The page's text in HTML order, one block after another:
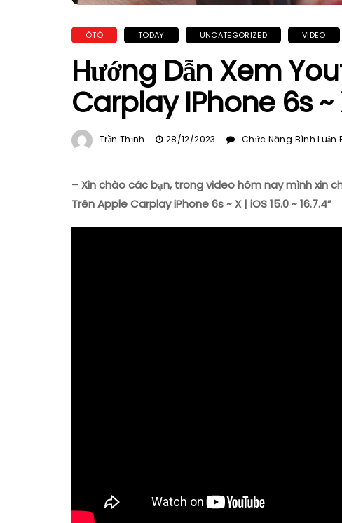
ÔTÔ TODAY UNCATEGORIZED VIDEO
Hướng Dẫn Xem
Carplay IPhone 6s ~
Trần Thịnh 28/12/2023 Chức Năng Bình Luận
– Xin chào các bạn, trong video hôm nay mình xin
Trên Apple Carplay iPhone 6s ~ X | iOS 15.0 ~ 16.7.4”